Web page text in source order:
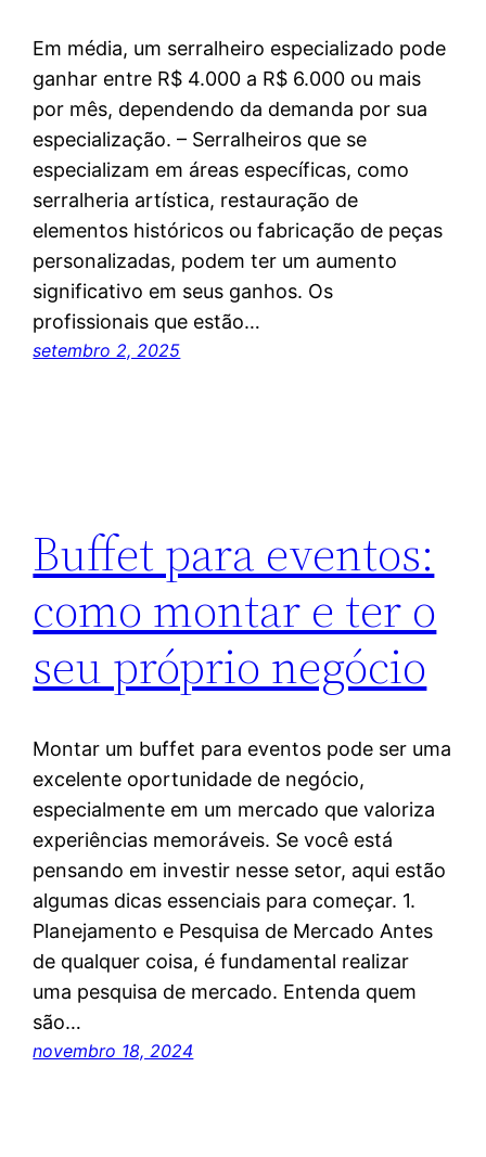
Em média, um serralheiro especializado pode
ganhar entre R$ 4.000 a R$ 6.000 ou mais
por mês, dependendo da demanda por sua
especialização. – Serralheiros que se
especializam em áreas específicas, como
serralheria artística, restauração de
elementos históricos ou fabricação de peças
personalizadas, podem ter um aumento
significativo em seus ganhos. Os
profissionais que estão…
setembro 2, 2025
Buffet para eventos:
como montar e ter o
seu próprio negócio
Montar um buffet para eventos pode ser uma
excelente oportunidade de negócio,
especialmente em um mercado que valoriza
experiências memoráveis. Se você está
pensando em investir nesse setor, aqui estão
algumas dicas essenciais para começar. 1.
Planejamento e Pesquisa de Mercado Antes
de qualquer coisa, é fundamental realizar
uma pesquisa de mercado. Entenda quem
são…
novembro 18, 2024